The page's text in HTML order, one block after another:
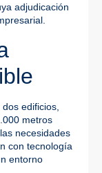
adjudicación
edificios,
metros
necesidades
con tecnología
entorno